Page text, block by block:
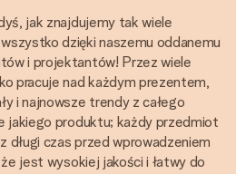
jak znajdujemy tak wiele
dzięki naszemu oddanemu
i projektantów! Przez wiele
pracuje nad każdym prezentem,
i najnowsze trendy z całego
jakiego produktu; każdy przedmiot
długi czas przed wprowadzeniem
jest wysokiej jakości i łatwy do